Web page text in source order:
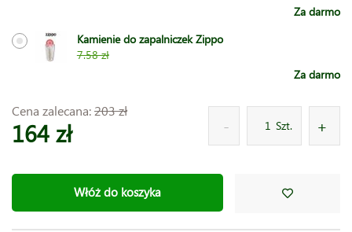
Za darmo
Kamienie do zapalniczek Zippo
7.58 zł
Za darmo
Cena zalecana:203 zł
164 zł Szt.
Włóż do koszyka